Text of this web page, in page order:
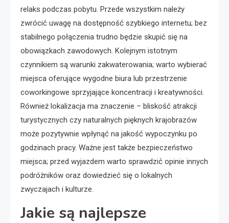
relaks podczas pobytu. Przede wszystkim należy
zwrócić uwagę na dostępność szybkiego internetu; bez
stabilnego połączenia trudno będzie skupić się na
obowiązkach zawodowych. Kolejnym istotnym
czynnikiem są warunki zakwaterowania; warto wybierać
miejsca oferujące wygodne biura lub przestrzenie
coworkingowe sprzyjające koncentracji i kreatywności.
Również lokalizacja ma znaczenie – bliskość atrakcji
turystycznych czy naturalnych pięknych krajobrazów
może pozytywnie wpłynąć na jakość wypoczynku po
godzinach pracy. Ważne jest także bezpieczeństwo
miejsca; przed wyjazdem warto sprawdzić opinie innych
podróżników oraz dowiedzieć się o lokalnych
zwyczajach i kulturze.
Jakie są najlepsze